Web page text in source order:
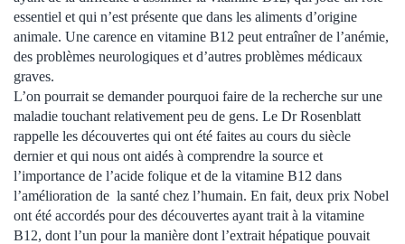
essentiel et qui n’est présente que dans les aliments d’origine
animale. Une carence en vitamine B12 peut entraîner de l’anémie,
des problèmes neurologiques et d’autres problèmes médicaux
graves.
L’on pourrait se demander pourquoi faire de la recherche sur une
maladie touchant relativement peu de gens. Le Dr Rosenblatt
rappelle les découvertes qui ont été faites au cours du siècle
dernier et qui nous ont aidés à comprendre la source et
l’importance de l’acide folique et de la vitamine B12 dans
l’amélioration de la santé chez l’humain. En fait, deux prix Nobel
ont été accordés pour des découvertes ayant trait à la vitamine
B12, dont l’un pour la manière dont l’extrait hépatique pouvait